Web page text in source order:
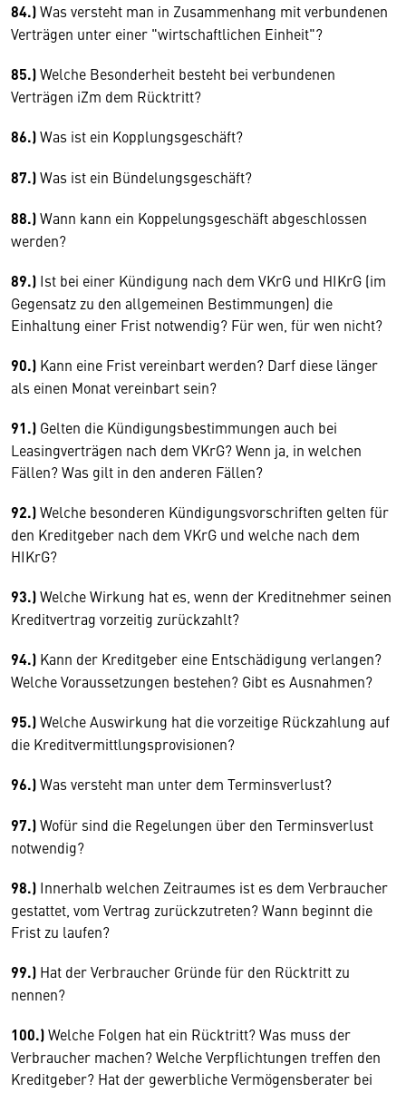
84.)Was versteht man in Zusammenhang mit verbundenen
Verträgen unter einer "wirtschaftlichen Einheit"?
85.)Welche Besonderheit besteht bei verbundenen
Verträgen iZm dem Rücktritt?
86.)Was ist ein Kopplungsgeschäft?
87.)Was ist ein Bündelungsgeschäft?
88.)Wann kann ein Koppelungsgeschäft abgeschlossen
werden?
89.) Ist bei einer Kündigung nach dem VKrG und HIKrG (im
Gegensatz zu den allgemeinen Bestimmungen) die
Einhaltung einer Frist notwendig? Für wen, für wen nicht?
90.) Kann eine Frist vereinbart werden? Darf diese länger
als einen Monat vereinbart sein?
91.) Gelten die Kündigungsbestimmungen auch bei
Leasingverträgen nach dem VKrG? Wenn ja, in welchen
Fällen? Was gilt in den anderen Fällen?
92.)Welche besonderen Kündigungsvorschriften gelten für
den Kreditgeber nach dem VKrG und welche nach dem
HIKrG?
93.)Welche Wirkung hat es, wenn der Kreditnehmer seinen
Kreditvertrag vorzeitig zurückzahlt?
94.) Kann der Kreditgeber eine Entschädigung verlangen?
Welche Voraussetzungen bestehen? Gibt es Ausnahmen?
95.)Welche Auswirkung hat die vorzeitige Rückzahlung auf
die Kreditvermittlungsprovisionen?
96.)Was versteht man unter dem Terminsverlust?
97.)Wofür sind die Regelungen über den Terminsverlust
notwendig?
98.) Innerhalb welchen Zeitraumes ist es dem Verbraucher
gestattet, vom Vertrag zurückzutreten? Wann beginnt die
Frist zu laufen?
99.) Hat der Verbraucher Gründe für den Rücktritt zu
nennen?
100.)Welche Folgen hat ein Rücktritt? Was muss der
Verbraucher machen? Welche Verpflichtungen treffen den
Kreditgeber? Hat der gewerbliche Vermögensberater bei